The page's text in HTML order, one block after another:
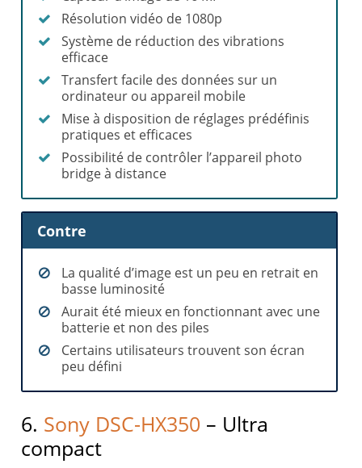
Résolution vidéo de 1080p
Système de réduction des vibrations
efficace
Transfert facile des données sur un
ordinateur ou appareil mobile
Mise à disposition de réglages prédéfinis
pratiques et efficaces
Possibilité de contrôler l’appareil photo
bridge à distance
Contre
La qualité d’image est un peu en retrait en
basse luminosité
Aurait été mieux en fonctionnant avec une
batterie et non des piles
Certains utilisateurs trouvent son écran
peu défini
6. Sony DSC-HX350 – Ultra
compact